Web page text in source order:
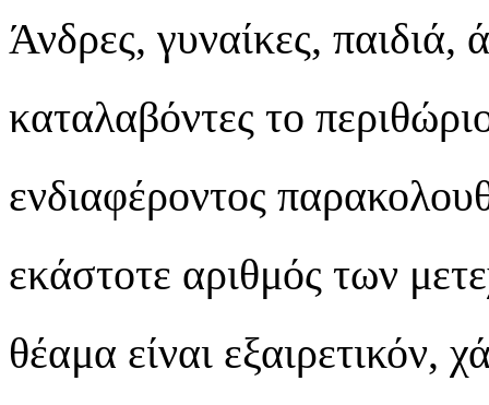
Άνδρες, γυναίκες, παιδιά,
καταλαβόντες το
ενδιαφέροντος
εκάστοτε αριθμός των
θέαμα είναι εξαιρετικόν,